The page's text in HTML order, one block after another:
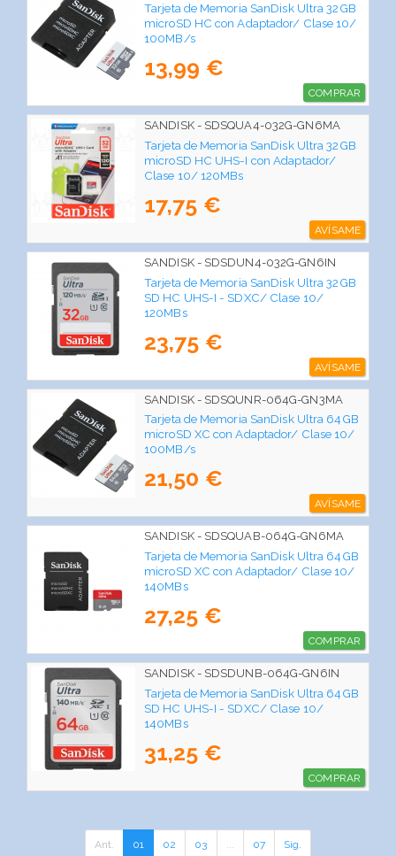
Tarjeta de Memoria SanDisk Ultra 32GB
microSD HC con Adaptador/ Clase 10/
100MB/s
13,99 €
COMPRAR
SANDISK - SDSQUA4-032G-GN6MA
Tarjeta de Memoria SanDisk Ultra 32GB
microSD HC UHS-I con Adaptador/
Clase 10/ 120MBs
17,75 €
AVÍSAME
SANDISK - SDSDUN4-032G-GN6IN
Tarjeta de Memoria SanDisk Ultra 32GB
SD HC UHS-I - SDXC/ Clase 10/
120MBs
23,75 €
AVÍSAME
SANDISK - SDSQUNR-064G-GN3MA
Tarjeta de Memoria SanDisk Ultra 64GB
microSD XC con Adaptador/ Clase 10/
100MB/s
21,50 €
AVÍSAME
SANDISK - SDSQUAB-064G-GN6MA
Tarjeta de Memoria SanDisk Ultra 64GB
microSD XC con Adaptador/ Clase 10/
140MBs
27,25 €
COMPRAR
SANDISK - SDSDUNB-064G-GN6IN
Tarjeta de Memoria SanDisk Ultra 64GB
SD HC UHS-I - SDXC/ Clase 10/
140MBs
31,25 €
COMPRAR
Ant. 01 02 03 07 Sig.